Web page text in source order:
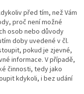
před tím, než Vám
proč není možné
osob nebo důvody
doby uvedené v čl.
pokud je zjevné,
informace. V případě,
činnosti, tedy jako
kdykoli, i bez udání